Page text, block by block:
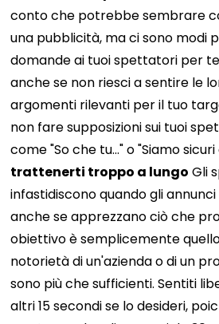
conto che potrebbe sembrare
una pubblicità, ma ci sono modi
domande ai tuoi spettatori per
anche se non riesci a sentire le
argomenti rilevanti per il tuo
non fare supposizioni sui tuoi
come "So che tu..." o "Siamo sicuri
trattenerti troppo a lungo Gli
infastidiscono quando gli
anche se apprezzano ciò che
obiettivo è semplicemente
notorietà di un'azienda o di un
sono più che sufficienti. Sentiti
altri 15 secondi se lo desideri,